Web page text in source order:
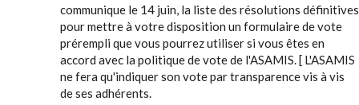
communique le 14 juin, la liste des résolutions définitives
pour mettre à votre disposition un formulaire de vote
prérempli que vous pourrez utiliser si vous êtes en
accord avec la politique de vote de l'ASAMIS. [ L'ASAMIS
ne fera qu'indiquer son vote par transparence vis à vis
de ses adhérents.